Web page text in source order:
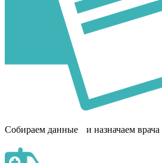
Собираем данные и назначаем врача